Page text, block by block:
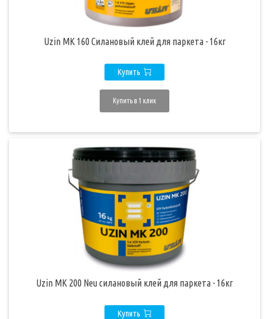
Uzin MK 160 Силановый клей для паркета - 16кг
Купить
Купить в 1 клик
Uzin MK 200 Neu силановый клей для паркета - 16кг
Купить